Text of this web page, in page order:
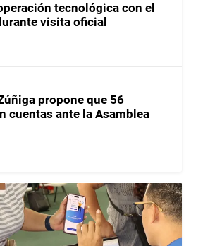
tecnológica con el
visita oficial
propone que 56
cuentas ante la Asamblea